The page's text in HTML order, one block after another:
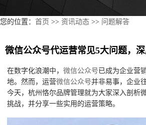
您的位置： 首页 >> 资讯动态 >> 问题解答
微信公众号代运营常见5大问题，深
在数字化浪潮中，微信公众号 已成为企业营
地。然而，运营微信公众号并非易事，企业
今天，杭州恪尔品牌管理就为大家深入剖析
挑战，并分享一些实用的运营策略。